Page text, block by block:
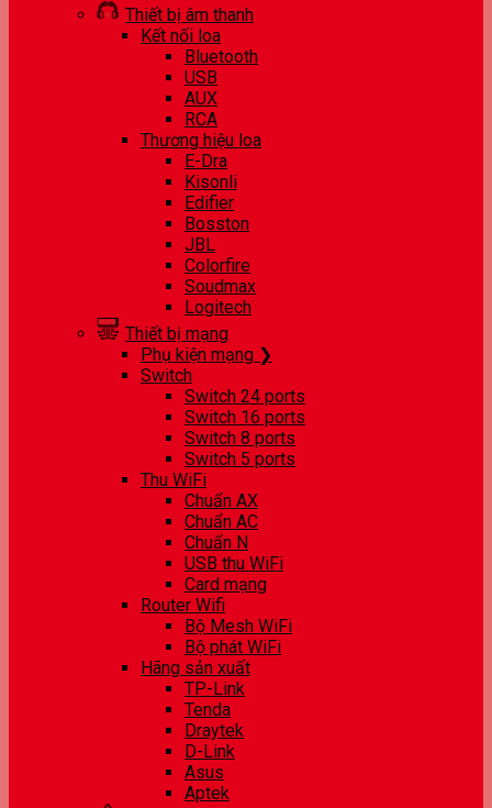
Thiết bị âm thanh
Kết nối loa
Bluetooth
USB
AUX
RCA
Thương hiệu loa
E-Dra
Kisonli
Edifier
Bosston
JBL
Colorfire
Soudmax
Logitech
Thiết bị mạng
Phụ kiện mạng ❯
Switch
Switch 24 ports
Switch 16 ports
Switch 8 ports
Switch 5 ports
Thu WiFi
Chuẩn AX
Chuẩn AC
Chuẩn N
USB thu WiFi
Card mạng
Router Wifi
Bộ Mesh WiFi
Bộ phát WiFi
Hãng sản xuất
TP-Link
Tenda
Draytek
D-Link
Asus
Aptek